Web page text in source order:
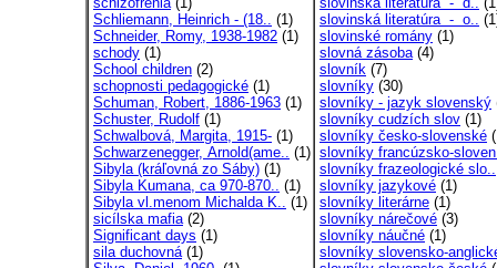
Schliemann, Heinrich - (18.. (1)
Schneider, Romy, 1938-1982 (1)
schody (1)
School children (2)
schopnosti pedagogické (1)
Schuman, Robert, 1886-1963 (1)
Schuster, Rudolf (1)
Schwalbová, Margita, 1915- (1)
Schwarzenegger, Arnold(ame.. (1)
Sibyla (kráľovná zo Sáby) (1)
Sibyla Kumana, ca 970-870.. (1)
Sibyla vl.menom Michalda K.. (1)
sicílska mafia(2)
Significant days (1)
sila duchovná(1)
slovinská literatúra - o..
slovinské romány (1)
slovná zásoba(4)
slovník (7)
slovníky (30)
slovníky - jazyk slovenský
slovníky cudzích slov (1)
slovníky česko-slovenské
slovníky francúzsko-
slovníky frazeologické slo..
slovníky jazykové (1)
slovníky literárne (1)
slovníky nárečové (3)
slovníky náučné (1)
slovníky slovensko-